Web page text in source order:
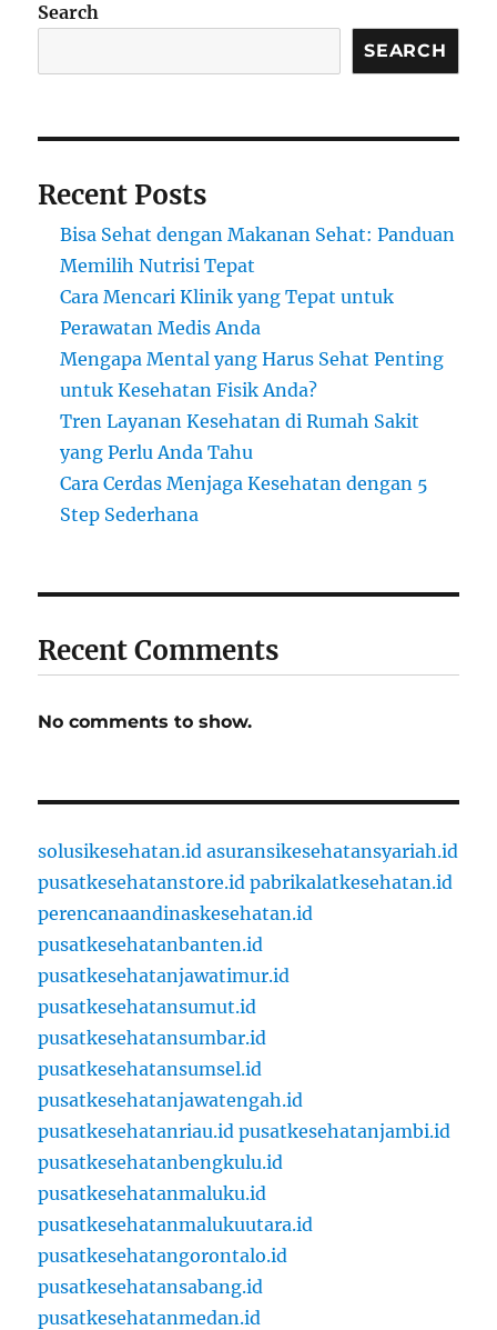
Search
SEARCH
Recent Posts
Bisa Sehat dengan Makanan Sehat: Panduan
Memilih Nutrisi Tepat
Cara Mencari Klinik yang Tepat untuk
Perawatan Medis Anda
Mengapa Mental yang Harus Sehat Penting
untuk Kesehatan Fisik Anda?
Tren Layanan Kesehatan di Rumah Sakit
yang Perlu Anda Tahu
Cara Cerdas Menjaga Kesehatan dengan 5
Step Sederhana
Recent Comments
No comments to show.
solusikesehatan.id asuransikesehatansyariah.id
pusatkesehatanstore.id pabrikalatkesehatan.id
perencanaandinaskesehatan.id
pusatkesehatanbanten.id
pusatkesehatanjawatimur.id
pusatkesehatansumut.id
pusatkesehatansumbar.id
pusatkesehatansumsel.id
pusatkesehatanjawatengah.id
pusatkesehatanriau.id pusatkesehatanjambi.id
pusatkesehatanbengkulu.id
pusatkesehatanmaluku.id
pusatkesehatanmalukuutara.id
pusatkesehatangorontalo.id
pusatkesehatansabang.id
pusatkesehatanmedan.id